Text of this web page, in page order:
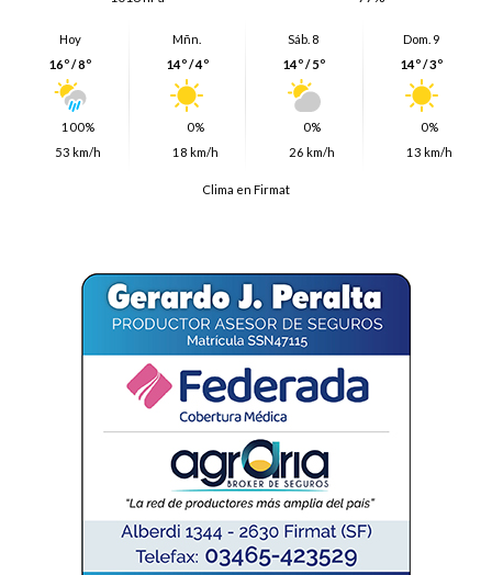
Hoy
16º / 8º
100%
53 km/h
Mñn.
14º / 4º
0%
18 km/h
Sáb. 8
14º / 5º
0%
26 km/h
Dom. 9
14º / 3º
0%
13 km/h
Clima en Firmat